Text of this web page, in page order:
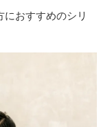
おすすめのシリ